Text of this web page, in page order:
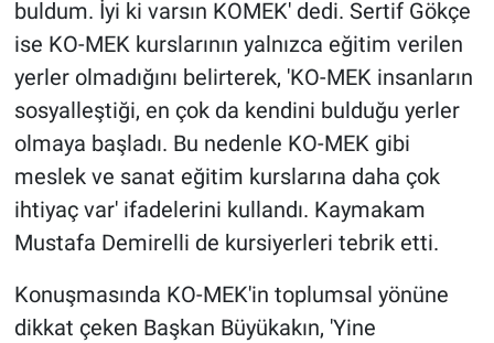
buldum. İyi ki varsın KOMEK' dedi. Sertif Gökçe
ise KO-MEK kurslarının yalnızca eğitim verilen
yerler olmadığını belirterek, 'KO-MEK insanların
sosyalleştiği, en çok da kendini bulduğu yerler
olmaya başladı. Bu nedenle KO-MEK gibi
meslek ve sanat eğitim kurslarına daha çok
ihtiyaç var' ifadelerini kullandı. Kaymakam
Mustafa Demirelli de kursiyerleri tebrik etti.
Konuşmasında KO-MEK'in toplumsal yönüne
dikkat çeken Başkan Büyükakın, 'Yine